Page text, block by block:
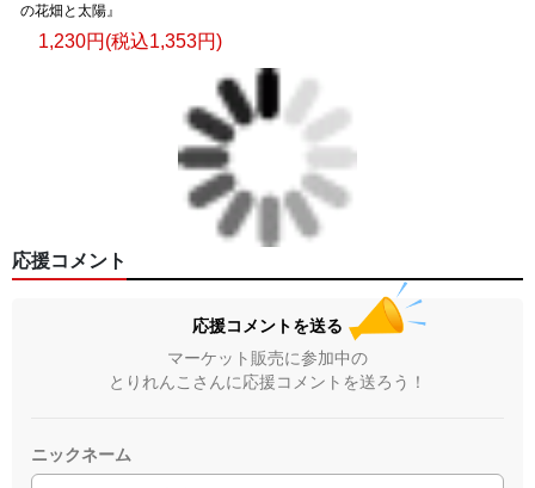
の花畑と太陽』
1,230円(税込1,353円)
応援コメント
応援コメントを送る
マーケット販売に参加中の
とりれんこさんに応援コメントを送ろう！
ニックネーム